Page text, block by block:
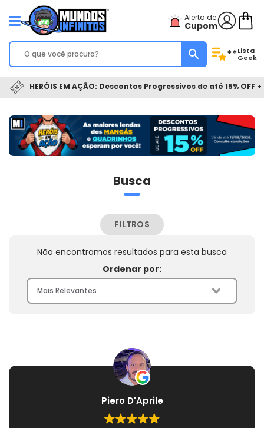
Alerta de
Cupom
**Lista
Geek
HERÓIS EM AÇÃO: Descontos Progressivos de até 15% OFF
Busca
FILTROS
Não encontramos resultados para esta busca
Ordenar por:
Piero D'Aprile